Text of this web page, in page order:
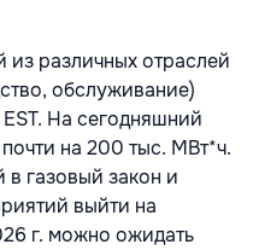
из различных отраслей
обслуживание)
На сегодняшний
на 200 тыс. МВт*ч.
газовый закон и
выйти на
г. можно ожидать